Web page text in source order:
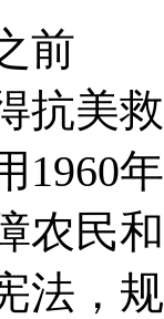
前
抗美
1960
农民
法，